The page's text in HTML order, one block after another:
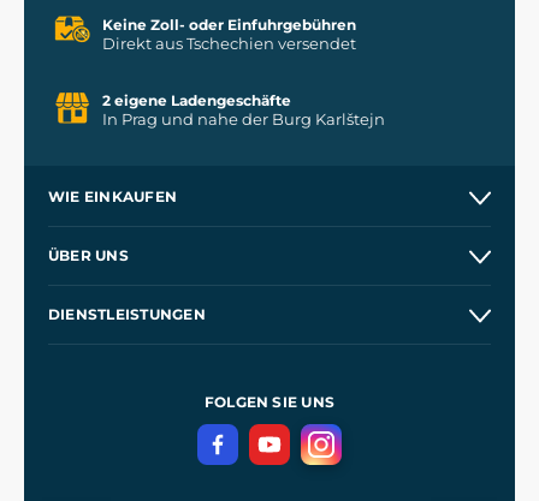
Keine Zoll- oder Einfuhrgebühren
Direkt aus Tschechien versendet
2 eigene Ladengeschäfte
In Prag und nahe der Burg Karlštejn
WIE EINKAUFEN
Großhandel
ÜBER UNS
DIENSTLEISTUNGEN
GeschäftsbedingungenFOLGEN SIE UNS